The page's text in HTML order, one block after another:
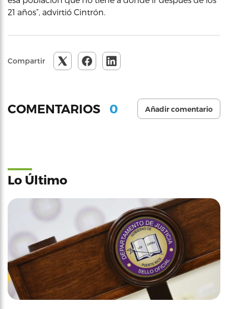
21 años”, advirtió Cintrón.
Compartir
COMENTARIOS 0 Añadir comentario
Lo Último